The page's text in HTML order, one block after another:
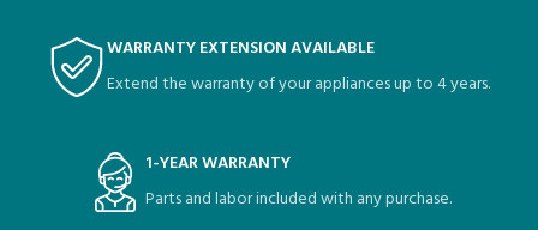
WARRANTY EXTENSION AVAILABLE
Extend the warranty of your appliances up to 4 years.
1-YEAR WARRANTY
Parts and labor included with any purchase.